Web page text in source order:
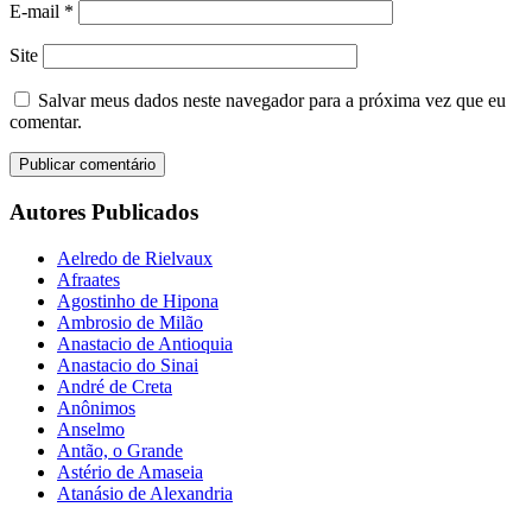
E-mail *
Site
Salvar meus dados neste navegador para a próxima vez que eu
comentar.
Autores Publicados
Aelredo de Rielvaux
Afraates
Agostinho de Hipona
Ambrosio de Milão
Anastacio de Antioquia
Anastacio do Sinai
André de Creta
Anônimos
Anselmo
Antão, o Grande
Astério de Amaseia
Atanásio de Alexandria